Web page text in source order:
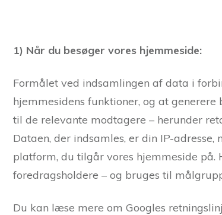
1) Når du besøger vores hjemmeside:
Formålet ved indsamlingen af data i
hjemmesidens funktioner, og at
til de relevante modtagere – herunder
Dataen, der indsamles, er din IP-
platform, du tilgår vores hjemmeside på.
foredragsholdere – og bruges til
Du kan læse mere om Googles